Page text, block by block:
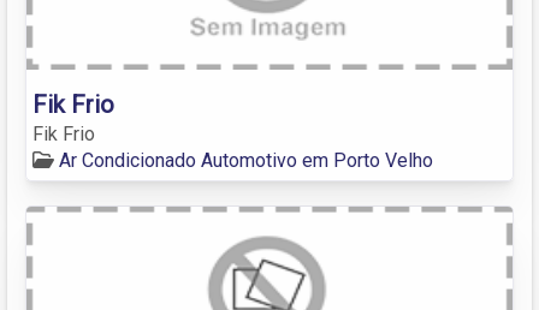
Fik Frio
Fik Frio
Ar Condicionado Automotivo em Porto Velho